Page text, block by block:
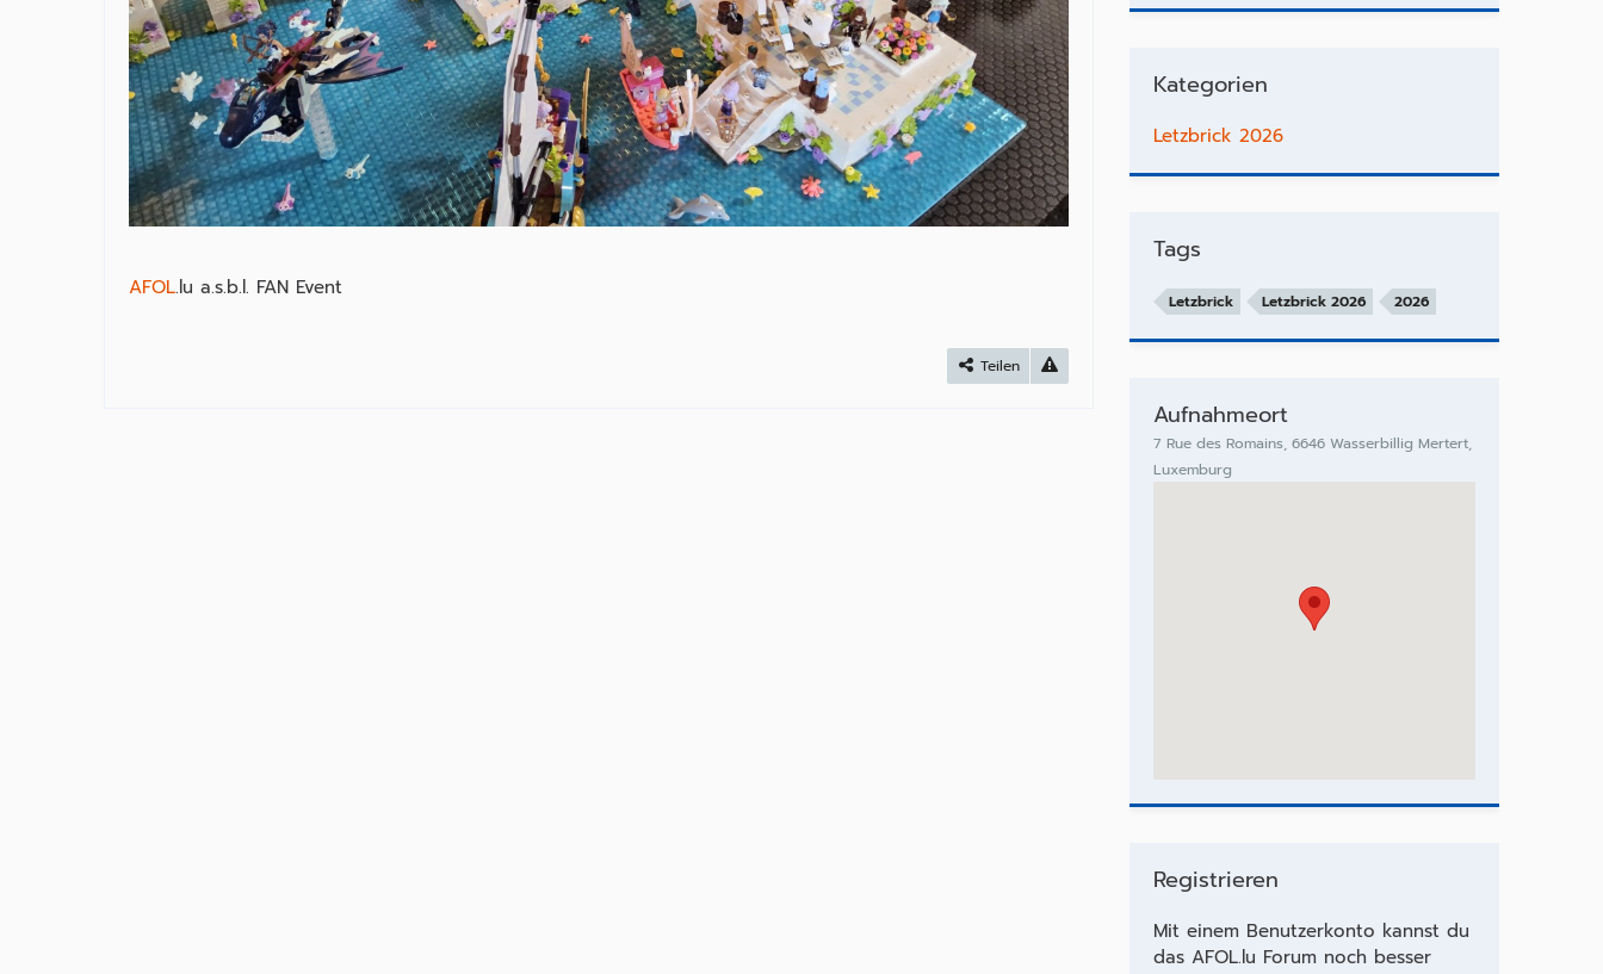
AFOL.lu a.s.b.l. FAN Event
Teilen
Kategorien
Letzbrick 2026
Tags
Letzbrick Letzbrick 2026 2026
Aufnahmeort
7 Rue des Romains, 6646 Wasserbillig Mertert,
Luxemburg
Registrieren
Mit einem Benutzerkonto kannst du
das AFOL.lu Forum noch besser